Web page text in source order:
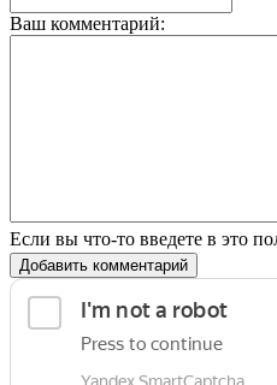
Ваш комментарий:
Если вы что-то введете в это
Добавить комментарий